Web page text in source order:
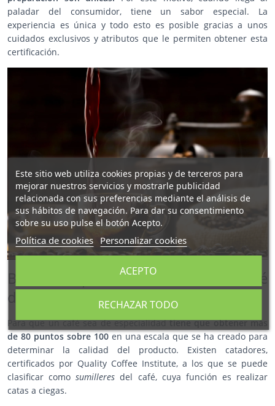
paladar del consumidor, tiene un sabor especial. La
experiencia es única y todo esto es posible gracias a unos
cuidados exclusivos y atributos que le permiten obtener esta
certificación.
Beneficios para la salud de tomar café
de especialidad
Para que un café sea de especialidadtiene que obtener más
de 80 puntos sobre 100en una escala que se ha creado para
determinar la calidad del producto. Existen catadores,
certificados por Quality Coffee Institute, a los que se puede
clasificar comosumilleres del café, cuya función es realizar
catas a ciegas.
Este sitio web utiliza cookies propias y de terceros para
mejorar nuestros servicios y mostrarle publicidad
relacionada con sus preferencias mediante el análisis de
sus hábitos de navegación. Para dar su consentimiento
sobre su uso pulse el botón Acepto.
Política de cookies Personalizar cookies
RECHAZAR TODO
ACEPTO